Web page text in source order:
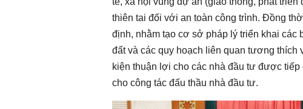
thiên tai đối với an toàn công trình. Đồng
định, nhằm tạo cơ sở pháp lý triển khai
đất và các quy hoạch liên quan tương thích
kiện thuận lợi cho các nhà đầu tư được
cho công tác đấu thầu nhà đầu tư.